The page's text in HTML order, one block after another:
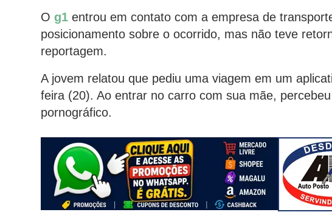
O g1 entrou em contato com a empresa de
posicionamento sobre o ocorrido, mas não teve
reportagem.
A jovem relatou que pediu uma viagem em um
feira (20). Ao entrar no carro com sua mãe,
pornográfico.